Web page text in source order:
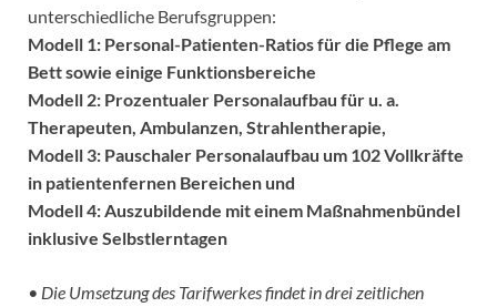
unterschiedliche Berufsgruppen:
Modell 1: Personal-Patienten-Ratios für die Pflege am
Bett sowie einige Funktionsbereiche
Modell 2: Prozentualer Personalaufbau für u. a.
Therapeuten, Ambulanzen, Strahlentherapie,
Modell 3: Pauschaler Personalaufbau um 102 Vollkräfte
in patientenfernen Bereichen und
Modell 4: Auszubildende mit einem Maßnahmenbündel
inklusive Selbstlerntagen
• Die Umsetzung des Tarifwerkes findet in drei zeitlichen